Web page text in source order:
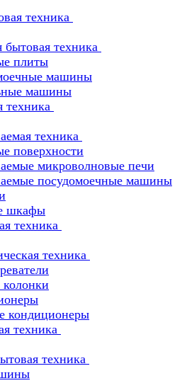
техника
бытовая техника
плиты
машины
машины
техника
техника
поверхности
микроволновые печи
посудомоечные машины
шкафы
техника
техника
колонки
кондиционеры
техника
техника